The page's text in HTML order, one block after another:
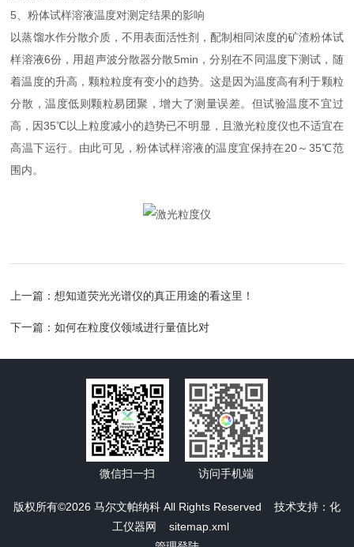
5、粉体试样溶液温度对测定结果的影响
以蒸馏水作分散介质，不用表面活性剂，配制相同浓度的矿渣粉体试
样溶液6份，用超声波分散器分散5min，分别在不同温度下测试，随
着温度的升高，颗粒粒度有变小的趋势。这是因为温度高有利于颗粒
分散，温度低则颗粒易团聚，增大了测量误差。但试验温度不宜过
高，因35℃以上粒度减小的趋势已不明显，且激光粒度仪也不适宜在
高温下运行。由此可见，粉体试样溶液的温度宜保持在20～35℃范
围内。
上一篇：想知道荧光光谱仪的真正用途的看这里！
下一篇：如何在粒度仪领域进行量值比对
版权所有©2026 马尔文帕纳科 All Rights Reserved 技术支持： 化
工仪器网
sitemap.xml
微信扫一扫 访问手机端